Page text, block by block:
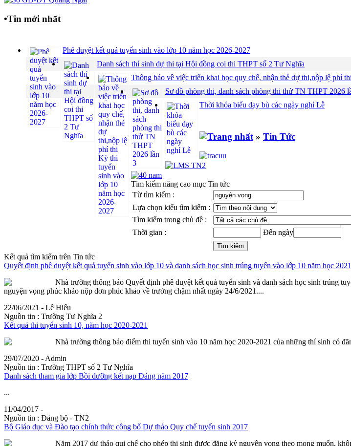
•Tin mới nhất
Phê duyệt kết quả tuyển sinh vào lớp 10 năm học 2026-2027
Danh sách thí sinh dự thi tại Hội đồng coi thi THPT số 2 Tư Nghĩa
Thông báo về việc triển khai học quy chế, nhận thẻ dự thi,nộp lệ phí
Sơ đồ phòng thi, danh sách phòng thi thử TN THPT 2026
Thời khóa biểu dạy bù các ngày nghỉ Lễ
» Tin Tức
Tìm kiếm nâng cao mục Tin tức
Từ tìm kiếm :
Lựa chọn kiểu tìm kiếm :
Tìm kiếm trong chủ đề :
Thời gian :
Đến ngày
Kết quả tìm kiếm trên Tin tức
Quyết định phê duyệt kết quả tuyển sinh vào lớp 10 và danh sách học sinh trúng tuyển vào lớp 10 năm học
Nhà trường thông báo Quyết định phê duyệt kết quả tuyển sinh và danh sách học sinh trúng
nguyện vọng phúc khảo nộp đơn phúc khảo về trường chậm nhất ngày 24/6/2021....
22/06/2021 - Lê Hiếu
Nguồn tin : Trường Tư Nghĩa 2
Kết quả thi tuyển sinh 10, năm học 2020-2021
Nhà trường thông báo điểm thi tuyển sinh vào 10 năm học 2020-2021 của những thí sinh có
29/07/2020 - Admin
Nguồn tin : Trường THPT số 2 Tư Nghĩa
Danh sách tham gia lớp Bồi dưỡng kết nạp Đảng năm 2017
...
11/04/2017 -
Nguồn tin : Đảng bộ - TN2
Bộ Giáo dục và Đào tạo chính thức công bố Dự thảo Quy chế tuyển sinh 2017
Năm 2017 dự thảo qui chế cho phép thi sinh được đăng ký nguyện vọng theo mong muốn,